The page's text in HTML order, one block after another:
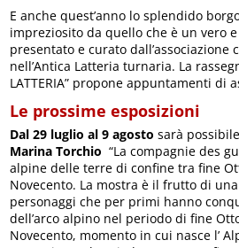
E anche quest’anno lo splendido
impreziosito da quello che è un vero
presentato e curato
nell’Antica Latteria turnaria. La
LATTERIA” propone appuntamenti di
Le prossime esposizioni
Dal 29 luglio al 9 agosto sarà
Marina Torchio “La compagnie des
alpine delle terre di confine tra fine
Novecento. La mostra è il frutto di
personaggi che per primi hanno
dell’arco alpino nel periodo di fine
Novecento, momento in cui nasce l’